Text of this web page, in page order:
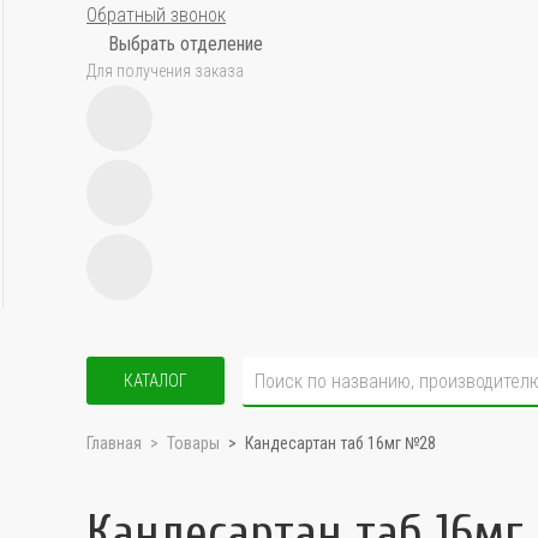
Обратный звонок
Выбрать отделение
Для получения заказа
КАТАЛОГ
Главная Товары Кандесартан таб 16мг №28